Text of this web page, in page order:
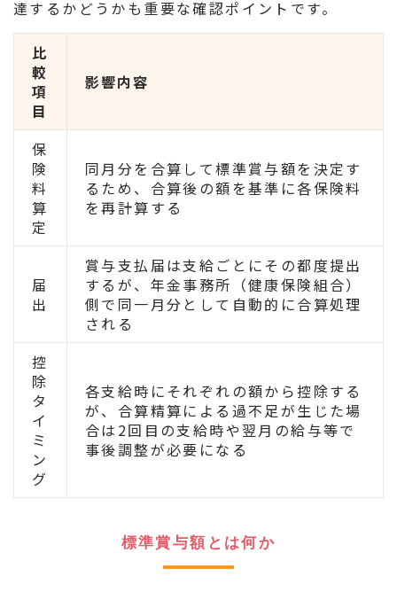
達するかどうかも重要な確認ポイントです。
比
較
項
目
影響内容
保
険
料
算
定
同月分を合算して標準賞与額を決定す
るため、合算後の額を基準に各保険料
を再計算する
届
出
賞与支払届は支給ごとにその都度提出
するが、年金事務所（健康保険組合）
側で同一月分として自動的に合算処理
される
控
除
タ
イ
ミ
ン
グ
各支給時にそれぞれの額から控除する
が、合算精算による過不足が生じた場
合は2回目の支給時や翌月の給与等で
事後調整が必要になる
標準賞与額とは何か